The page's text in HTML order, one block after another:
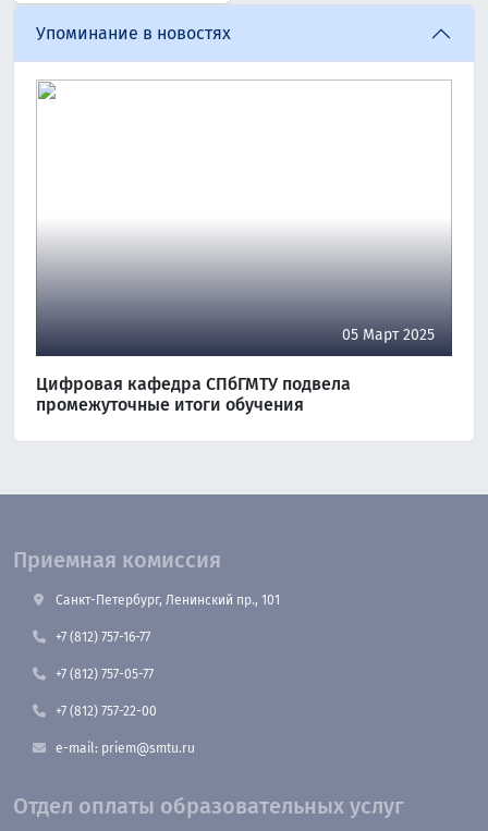
Упоминание в новостях
05 Март 2025
Цифровая кафедра СПбГМТУ подвела
промежуточные итоги обучения
Приемная комиссия
Санкт-Петербург, Ленинский пр., 101
+7 (812) 757-16-77
+7 (812) 757-05-77
+7 (812) 757-22-00
e-mail: priem@smtu.ru
Отдел оплаты образовательных услуг